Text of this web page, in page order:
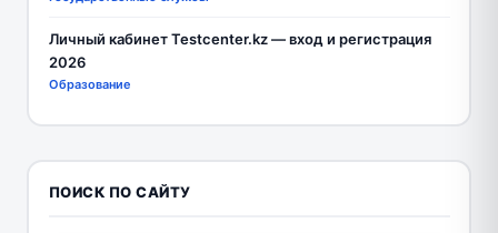
Личный кабинет Testcenter.kz — вход и регистрация
2026
Образование
ПОИСК ПО САЙТУ